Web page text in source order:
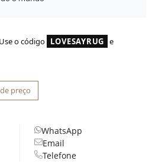
Use o código LOVESAYRUG e
preço
WhatsApp
Email
Telefone